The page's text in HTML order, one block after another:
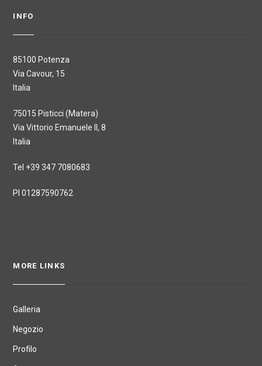
INFO
85100 Potenza
Via Cavour, 15
Italia
75015 Pisticci (Matera)
Via Vittorio Emanuele II, 8
Italia
Tel +39 347 7080683
PI 01287590762
MORE LINKS
Galleria
Negozio
Profilo